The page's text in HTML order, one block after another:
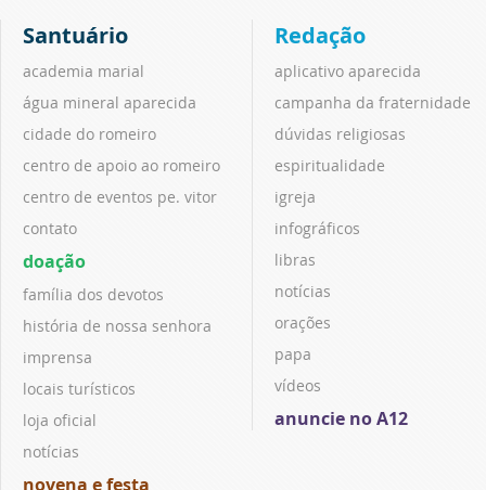
Santuário
academia marial
água mineral aparecida
cidade do romeiro
centro de apoio ao romeiro
centro de eventos pe. vitor
contato
doação
família dos devotos
história de nossa senhora
imprensa
locais turísticos
loja oficial
notícias
novena e festa
Redação
aplicativo aparecida
campanha da fraternidade
dúvidas religiosas
espiritualidade
igreja
infográficos
libras
notícias
orações
papa
vídeos
anuncie no A12